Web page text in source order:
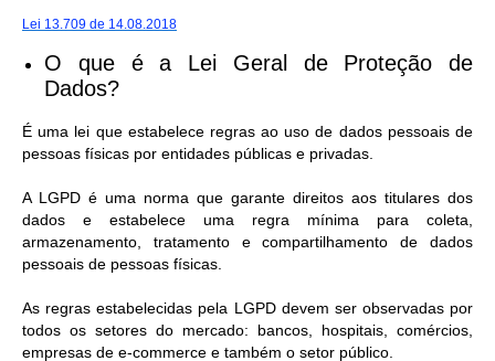
Lei 13.709 de 14.08.2018
O que é a Lei Geral de Proteção de
Dados?
É uma lei que estabelece regras ao uso de dados pessoais de
pessoas físicas por entidades públicas e privadas.
A LGPD é uma norma que garante direitos aos titulares dos
dados e estabelece uma regra mínima para coleta,
armazenamento, tratamento e compartilhamento de dados
pessoais de pessoas físicas.
As regras estabelecidas pela LGPD devem ser observadas por
todos os setores do mercado: bancos, hospitais, comércios,
empresas de e-commerce e também o setor público.